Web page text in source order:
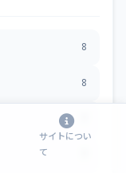
8
8
サイトについ
て